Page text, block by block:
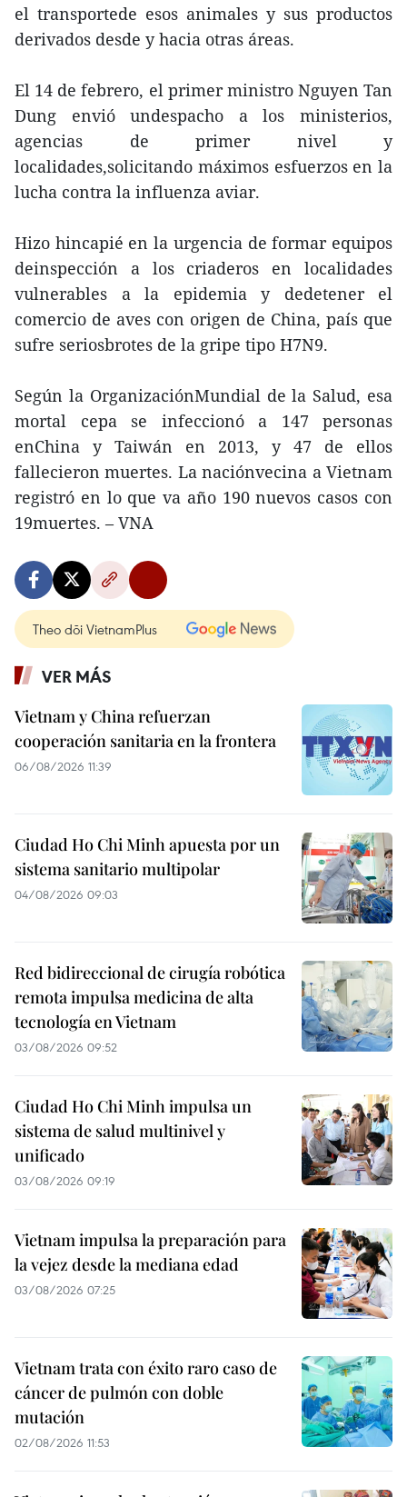
el transportede esos animales y sus productos
derivados desde y hacia otras áreas.
El 14 de febrero, el primer ministro Nguyen Tan
Dung envió undespacho a los ministerios,
agencias de primer nivel y
localidades,solicitando máximos esfuerzos en la
lucha contra la influenza aviar.
Hizo hincapié en la urgencia de formar equipos
deinspección a los criaderos en localidades
vulnerables a la epidemia y dedetener el
comercio de aves con origen de China, país que
sufre seriosbrotes de la gripe tipo H7N9.
Según la OrganizaciónMundial de la Salud, esa
mortal cepa se infeccionó a 147 personas
enChina y Taiwán en 2013, y 47 de ellos
fallecieron muertes. La naciónvecina a Vietnam
registró en lo que va año 190 nuevos casos con
19muertes. – VNA
Theo dõi VietnamPlus
VER MÁS
Vietnam y China refuerzan
cooperación sanitaria en la frontera
06/08/2026 11:39
Ciudad Ho Chi Minh apuesta por un
sistema sanitario multipolar
04/08/2026 09:03
Red bidireccional de cirugía robótica
remota impulsa medicina de alta
tecnología en Vietnam
03/08/2026 09:52
Ciudad Ho Chi Minh impulsa un
sistema de salud multinivel y
unificado
03/08/2026 09:19
Vietnam impulsa la preparación para
la vejez desde la mediana edad
03/08/2026 07:25
Vietnam trata con éxito raro caso de
cáncer de pulmón con doble
mutación
02/08/2026 11:53